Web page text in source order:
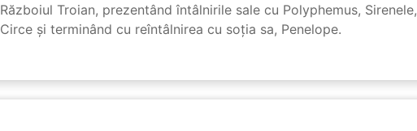
Războiul Troian, prezentând întâlnirile sale cu Polyphemus, Sirenele,
Circe și terminând cu reîntâlnirea cu soția sa, Penelope.